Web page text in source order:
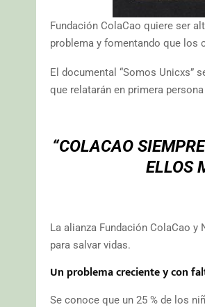
Fundación ColaCao quiere ser
problema y fomentando que los
El documental “Somos Unicxs”
que relatarán en primera
“COLACAO
ELLOS
La alianza Fundación ColaCao
para salvar vidas.
Un problema creciente y con
Se conoce que un 25 % de los